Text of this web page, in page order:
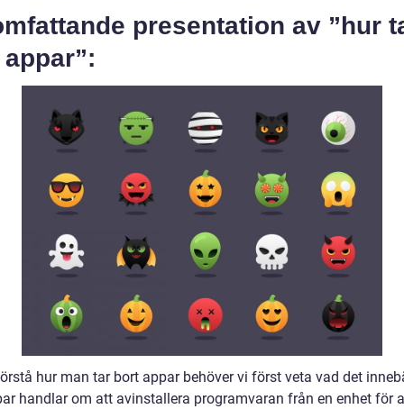
presentation av ”hur
hur man tar bort appar behöver vi först veta vad det
handlar om att avinstallera programvaran från en enhet för